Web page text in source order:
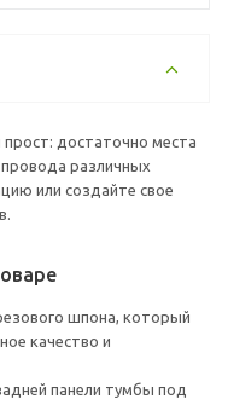
прост: достаточно места
различных
или создайте свое
шпона, который
качество и
панели тумбы под